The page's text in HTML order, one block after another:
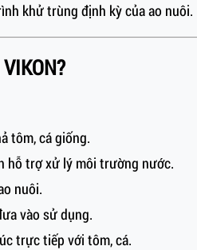
khử trùng định kỳ của ao nuôi.
tôm, cá giống.
hỗ trợ xử lý môi trường nước.
nuôi.
vào sử dụng.
trực tiếp với tôm, cá.